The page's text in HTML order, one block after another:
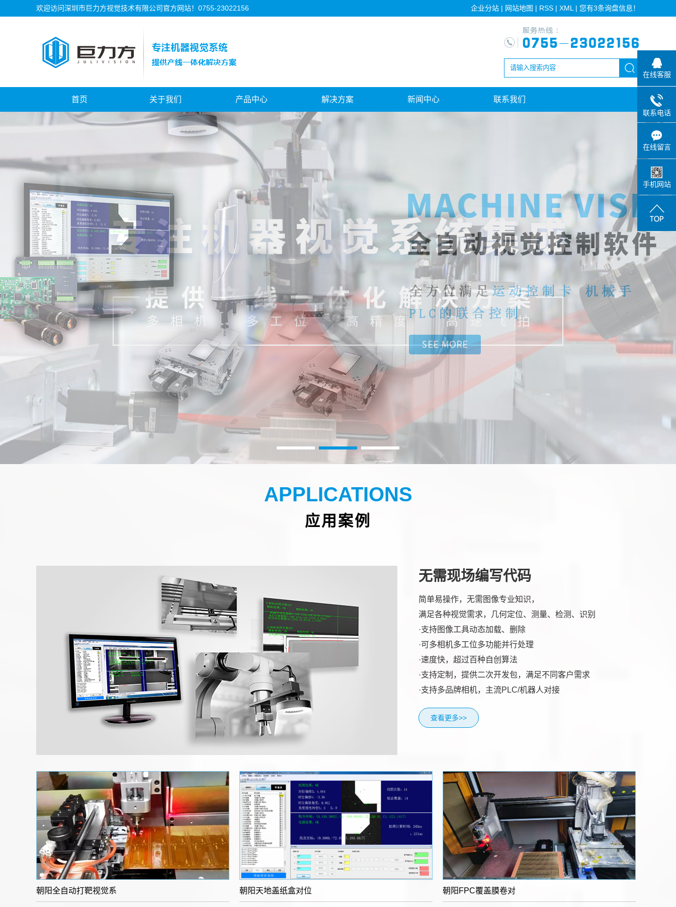
欢迎访问深圳市巨力方视觉技术有限公司官方网站！0755-23022156 企业分站 | 网站地图 | RSS | XML | 您有3条询盘信息！
首页 关于我们
公司简介
公司资质
产品中心
朝阳3C行业
朝阳FPC行业
朝阳背光源行业
朝阳模切机行业
朝阳机器人视觉
解决方案
朝阳机器人视觉
朝阳对位贴合系统
朝阳视觉与运控结合
朝阳飞拍对位系统
新闻中心 联系我们
2 3
APPLICATIONS
应用案例
无需现场编写代码
简单易操作，无需图像专业知识，
满足各种视觉需求，几何定位、测量、检测、识别
·支持图像工具动态加载、删除
·可多相机多工位多功能并行处理
·速度快，超过百种自创算法
·支持定制，提供二次开发包，满足不同客户需求
·支持多品牌相机，主流PLC/机器人对接
查看更多>>
朝阳全自动打靶视觉系 朝阳​天地盖纸盒对位 朝阳FPC覆盖膜卷对
在线客服
联系电话
在线留言
手机网站